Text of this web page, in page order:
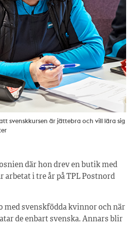
svenskkursen är jättebra och vill lära sig
där hon drev en butik med
arbetat i tre år på TPL Postnord
med svenskfödda kvinnor och när
de enbart svenska. Annars blir